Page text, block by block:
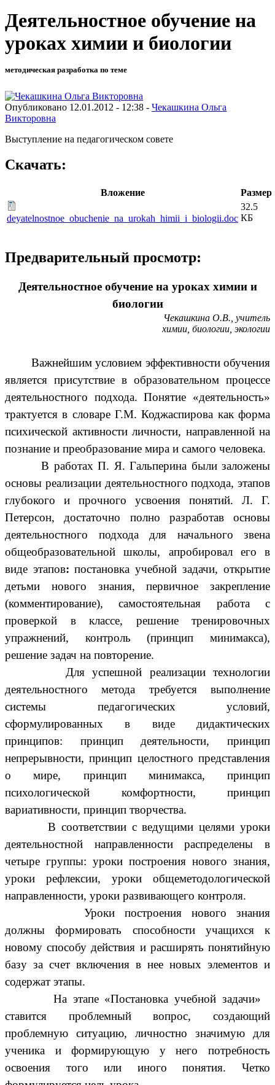
Деятельностное обучение на
уроках химии и биологии
методическая разработка по теме
Опубликовано 12.01.2012 - 12:38 - Чекашкина Ольга
Викторовна
Выступление на педагогическом совете
Скачать:
Вложение Размер
deyatelnostnoe_obuchenie_na_urokah_himii_i_biologii.doc
32.5
КБ
Предварительный просмотр:
Деятельностное обучение на уроках химии и
биологии
Чекашкина О.В., учитель
химии, биологии, экологии
Важнейшим условием эффективности обучения
является присутствие в образовательном процессе
деятельностного подхода. Понятие «деятельность»
трактуется в словаре Г.М. Коджаспирова как форма
психической активности личности, направленной на
познание и преобразование мира и самого человека.
В работах П. Я. Гальперина были заложены
основы реализации деятельностного подхода, этапов
глубокого и прочного усвоения понятий. Л. Г.
Петерсон, достаточно полно разработав основы
деятельностного подхода для начального звена
общеобразовательной школы, апробировал его в
виде этапов: постановка учебной задачи, открытие
детьми нового знания, первичное закрепление
(комментирование), самостоятельная работа с
проверкой в классе, решение тренировочных
упражнений, контроль (принцип минимакса),
решение задач на повторение.
Для успешной реализации технологии
деятельностного метода требуется выполнение
системы педагогических условий,
сформулированных в виде дидактических
принципов: принцип деятельности, принцип
непрерывности, принцип целостного представления
о мире, принцип минимакса, принцип
психологической комфортности, принцип
вариативности, принцип творчества.
В соответствии с ведущими целями уроки
деятельностной направленности распределены в
четыре группы: уроки построения нового знания,
уроки рефлексии, уроки общеметодологической
направленности, уроки развивающего контроля.
Уроки построения нового знания
должны
формировать способности учащихся к
новому способу действия и расширять понятийную
базу за счет включения в нее новых элементов и
содержат этапы.
На этапе «Постановка учебной задачи»
ставится проблемный вопрос, создающий
проблемную ситуацию, личностно значимую для
ученика и формирующую у него потребность
освоения того или иного понятия. Четко